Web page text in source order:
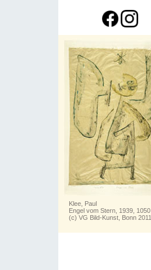
Klee, Paul
Engel vom Stern, 1939, 1050
(c) VG Bild-Kunst, Bonn 2011